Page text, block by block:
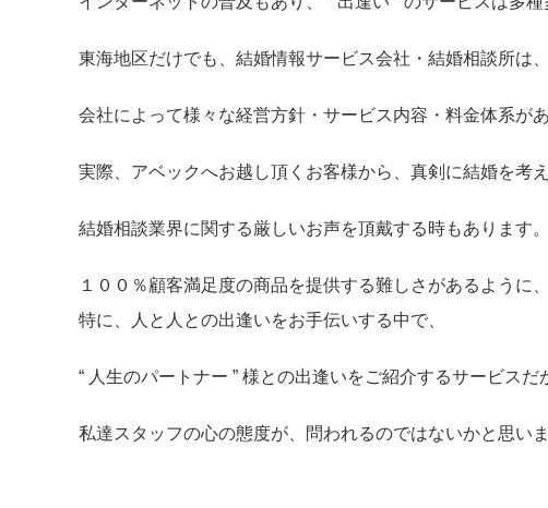
東海地区だけでも、結婚情報サービス会社・結婚相談所は、
会社によって様々な経営方針・サービス内容・料金体系があ
実際、アベックへお越し頂くお客様から、真剣に結婚を考
結婚相談業界に関する厳しいお声を頂戴する時もあります。
１００％顧客満足度の商品を提供する難しさがあるように、
特に、人と人との出逢いをお手伝いする中で、
“ 人生のパートナー ” 様との出逢いをご紹介するサービスだ
私達スタッフの心の態度が、問われるのではないかと思いま